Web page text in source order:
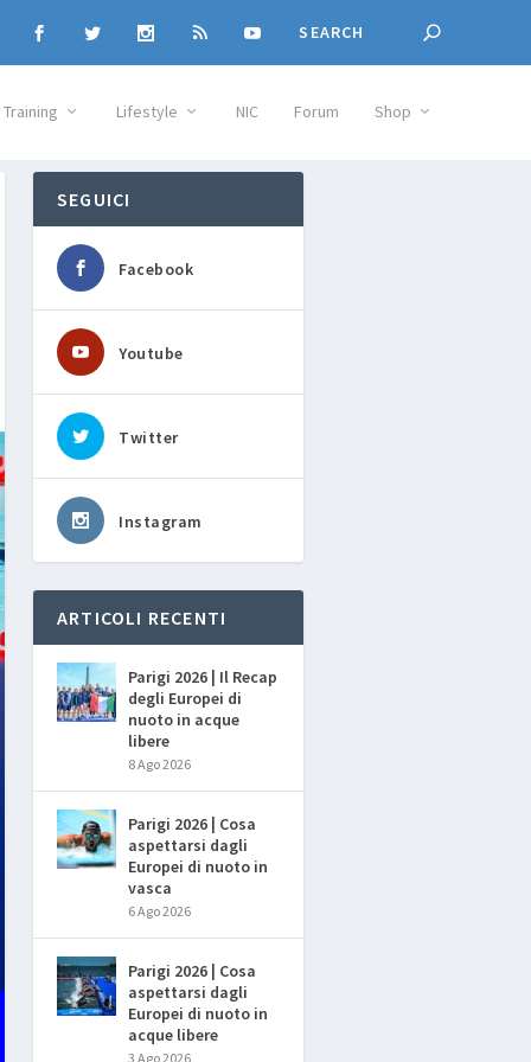
Training Lifestyle NIC Forum Shop
SEGUICI
Facebook
Youtube
Twitter
Instagram
ARTICOLI RECENTI
Parigi 2026 | Il Recap
degli Europei di
nuoto in acque
libere
8 Ago 2026
Parigi 2026 | Cosa
aspettarsi dagli
Europei di nuoto in
vasca
6 Ago 2026
Parigi 2026 | Cosa
aspettarsi dagli
Europei di nuoto in
acque libere
3 Ago 2026